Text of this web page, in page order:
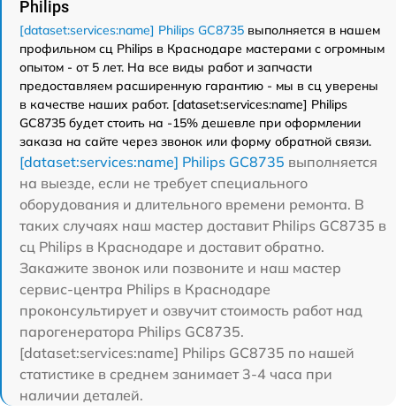
Philips
[dataset:services:name] Philips GC8735 выполняется в нашем
профильном сц Philips в Краснодаре мастерами с огромным
опытом - от 5 лет. На все виды работ и запчасти
предоставляем расширенную гарантию - мы в сц уверены
в качестве наших работ. [dataset:services:name] Philips
GC8735 будет стоить на -15% дешевле при оформлении
заказа на сайте через звонок или форму обратной связи.
[dataset:services:name] Philips GC8735 выполняется
на выезде, если не требует специального
оборудования и длительного времени ремонта. В
таких случаях наш мастер доставит Philips GC8735 в
сц Philips в Краснодаре и доставит обратно.
Закажите звонок или позвоните и наш мастер
сервис-центра Philips в Краснодаре
проконсультирует и озвучит стоимость работ над
парогенератора Philips GC8735.
[dataset:services:name] Philips GC8735 по нашей
статистике в среднем занимает 3-4 часа при
наличии деталей.